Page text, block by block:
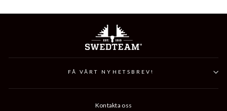
FÅ VÅRT NYHETSBREV!
Kontakta oss